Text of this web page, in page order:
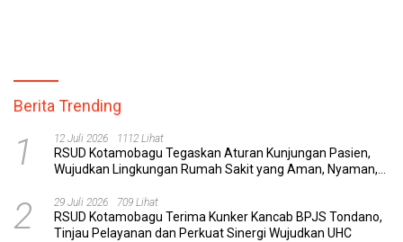
Berita Trending
1 12 Juli 2026 1112 Lihat
RSUD Kotamobagu Tegaskan Aturan Kunjungan Pasien,
Wujudkan Lingkungan Rumah Sakit yang Aman, Nyaman,
2 29 Juli 2026 709 Lihat
RSUD Kotamobagu Terima Kunker Kancab BPJS Tondano,
Tinjau Pelayanan dan Perkuat Sinergi Wujudkan UHC